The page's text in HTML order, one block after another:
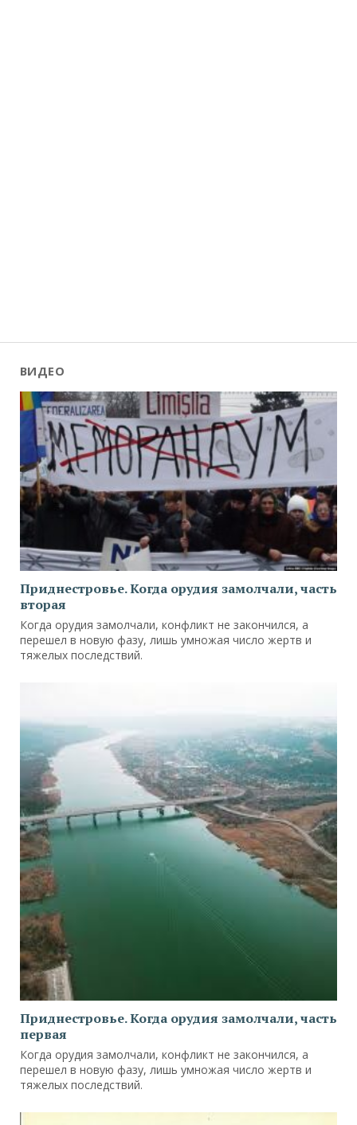
ВИДЕО
Приднестровье. Когда орудия замолчали, часть
вторая
Когда орудия замолчали, конфликт не закончился, а
перешел в новую фазу, лишь умножая число жертв и
тяжелых последствий.
Приднестровье. Когда орудия замолчали, часть
первая
Когда орудия замолчали, конфликт не закончился, а
перешел в новую фазу, лишь умножая число жертв и
тяжелых последствий.